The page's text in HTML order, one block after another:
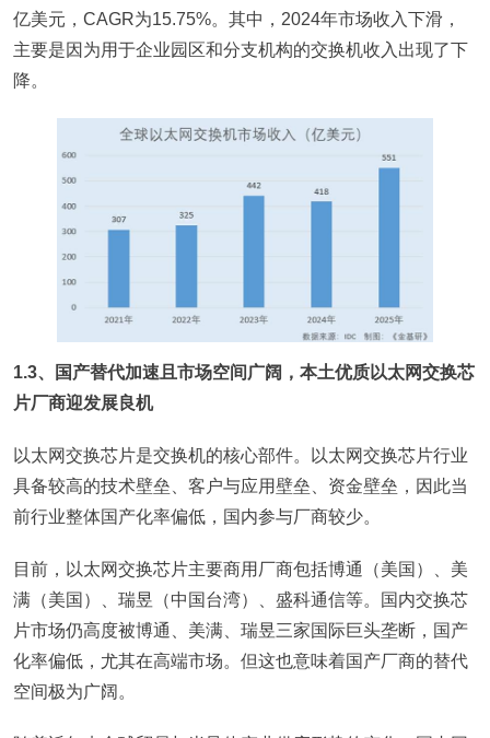
亿美元，CAGR为15.75%。其中，2024年市场收入下滑，
主要是因为用于企业园区和分支机构的交换机收入出现了下
降。
1.3、国产替代加速且市场空间广阔，本土优质以太网交换芯
片厂商迎发展良机
以太网交换芯片是交换机的核心部件。以太网交换芯片行业
具备较高的技术壁垒、客户与应用壁垒、资金壁垒，因此当
前行业整体国产化率偏低，国内参与厂商较少。
目前，以太网交换芯片主要商用厂商包括博通（美国）、美
满（美国）、瑞昱（中国台湾）、盛科通信等。国内交换芯
片市场仍高度被博通、美满、瑞昱三家国际巨头垄断，国产
化率偏低，尤其在高端市场。但这也意味着国产厂商的替代
空间极为广阔。